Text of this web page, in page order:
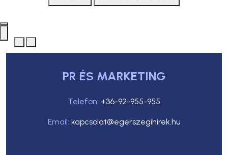
PR ÉS MARKETING
Telefon: +36-92-955-955
Email: kapcsolat@egerszegihirek.hu